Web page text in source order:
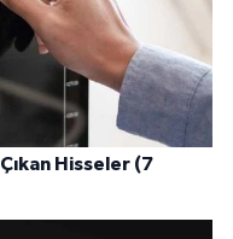
Hisseler (7